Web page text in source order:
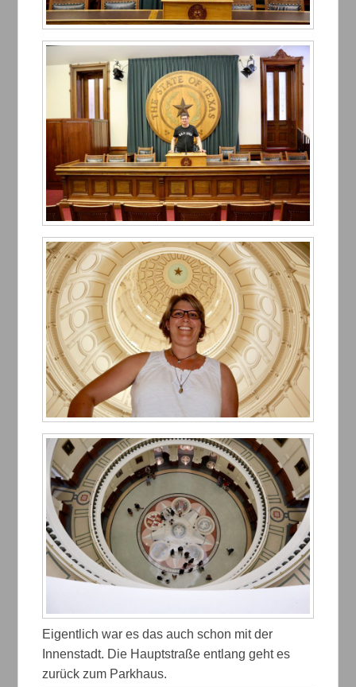
Eigentlich war es das auch schon mit der
Innenstadt. Die Hauptstraße entlang geht es
zurück zum Parkhaus.